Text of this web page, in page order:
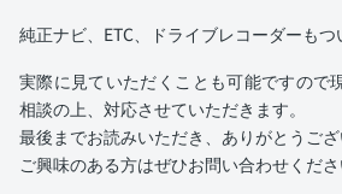
純正ナビ、ETC、ドライブレコーダーもつ
実際に見ていただくことも可能ですので
相談の上、対応させていただきます。
最後までお読みいただき、ありがとうござ
ご興味のある方はぜひお問い合わせくださ